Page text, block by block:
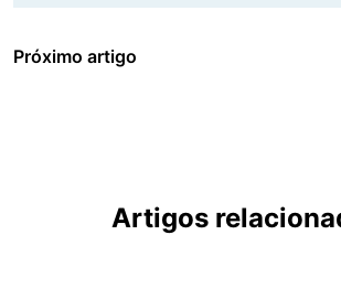
Próximo artigo
Artigos